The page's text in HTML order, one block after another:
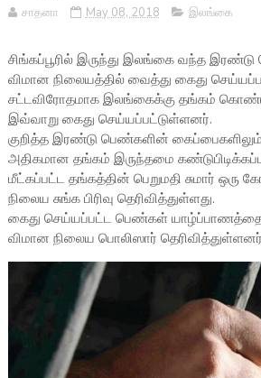
சாதனா May 08, 2018 இலங்கை
சிங்கப்பூரில் இருந்து இலங்கை வந்த
விமான நிலையத்தில் வைத்து கைது
சட்டவிரோதமாக இலங்கைக்கு தங்கம்
இவ்வாறு கைது செய்யப்பட்டுள்ளனர்.
குறித்த இரண்டு பெண்களின் கைப்பைகளிலும்
அதிகமான தங்கம் இருந்தமை
மீட்கப்பட்ட தங்கத்தின் பெறுமதி சுமார் ஒரு
நிலைய சுங்க பிரிவு தெரிவித்துள்ளது.
கைது செய்யப்பட்ட பெண்கள்
விமான நிலைய பொலிஸார்